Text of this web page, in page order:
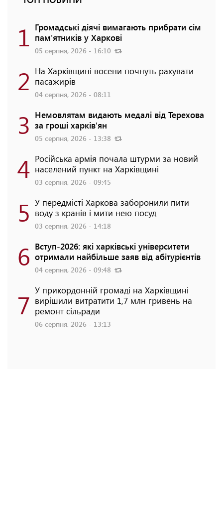
1 Громадські діячі вимагають прибрати сім
пам'ятників у Харкові
05 серпня, 2026 - 16:10
2 На Харківщині восени почнуть рахувати
пасажирів
04 серпня, 2026 - 08:11
3 Немовлятам видають медалі від Терехова
за гроші харків'ян
05 серпня, 2026 - 13:38
4 Російська армія почала штурми за новий
населений пункт на Харківщині
03 серпня, 2026 - 09:45
5 У передмісті Харкова заборонили пити
воду з кранів і мити нею посуд
03 серпня, 2026 - 14:18
6 Вступ-2026: які харківські університети
отримали найбільше заяв від абітурієнтів
04 серпня, 2026 - 09:48
7 У прикордонній громаді на Харківщині
вирішили витратити 1,7 млн гривень на
ремонт сільради
06 серпня, 2026 - 13:13